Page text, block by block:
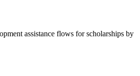
assistance flows for scholarships by